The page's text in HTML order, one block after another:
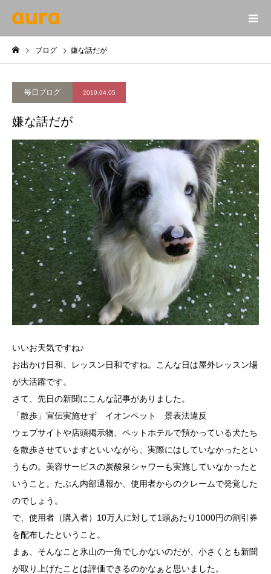
ブログ 嫌な話だが
毎日ブログ 2019.04.05
嫌な話だが
いいお天気ですね♪
お出かけ日和、レッスン日和ですね。こんな日は屋外レッスン場
が大活躍です。
さて、先日の新聞にこんな記事がありました。
「散歩」宣伝実施せず イオンペット 景表法違反
ウェブサイトや店頭掲示物、ペットホテルで預かっている犬たち
を散歩させていますといいながら、実際にはしていなかったとい
うもの。美容サービスの炭酸泉シャワーも実施していなかったと
いうこと。たぶん内部通報か、使用者からのクレームで発覚した
のでしょう。
で、使用者（購入者）10万人に対して1頭あたり1000円の割引券
を配布したということ。
まぁ、そんなこと氷山の一角でしかないのだが、小さくとも新聞
が取り上げたことは評価できるのかなぁと思いました。